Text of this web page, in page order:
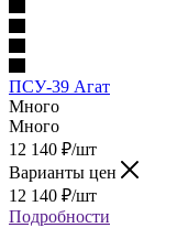
ПСУ-39 Агат
Много
Много
12 140 ₽/шт
Варианты цен
12 140 ₽/шт
Подробности